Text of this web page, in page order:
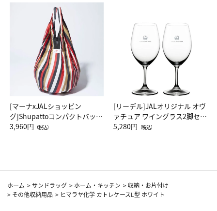
[マーナxJALショッピン
グ]Shupattoコンパクトバッグ
Drop JAL客室乗務員（LC）ス
3,960円 （税込）
[リーデル]JALオリジナル オヴ
ァチュア ワイングラス2脚セッ
ト（レッドワイン）
5,280円 （税込）
ホーム >サンドラッグ > ホーム・キッチン >収納・お片付け
> その他収納用品 > ヒマラヤ化学 カトレケースL型 ホワイト